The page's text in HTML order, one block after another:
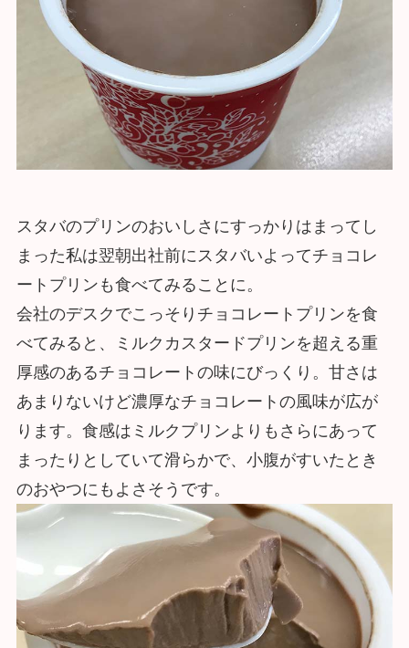
スタバのプリンのおいしさにすっかりはまってし
まった私は翌朝出社前にスタバいよってチョコレ
ートプリンも食べてみることに。
会社のデスクでこっそりチョコレートプリンを食
べてみると、ミルクカスタードプリンを超える重
厚感のあるチョコレートの味にびっくり。甘さは
あまりないけど濃厚なチョコレートの風味が広が
ります。食感はミルクプリンよりもさらにあって
まったりとしていて滑らかで、小腹がすいたとき
のおやつにもよさそうです。